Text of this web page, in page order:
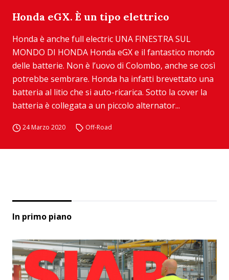
Honda eGX. È un tipo elettrico
Honda è anche full electric UNA FINESTRA SUL
MONDO DI HONDA Honda eGX e il fantastico mondo
delle batterie. Non è l’uovo di Colombo, anche se così
potrebbe sembrare. Honda ha infatti brevettato una
batteria al litio che si auto-ricarica. Sotto la cover la
batteria è collegata a un piccolo alternator...
24 Marzo 2020 Off-Road
In primo piano